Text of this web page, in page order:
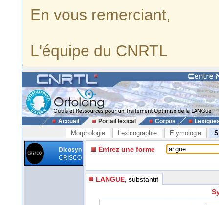
En vous remerciant,
L'équipe du CNRTL
Accueil Portail lexical Corpus
Morphologie Lexicographie Etymologie
Dicosyn
CRISCO
Entrez une forme
LANGUE , substantif